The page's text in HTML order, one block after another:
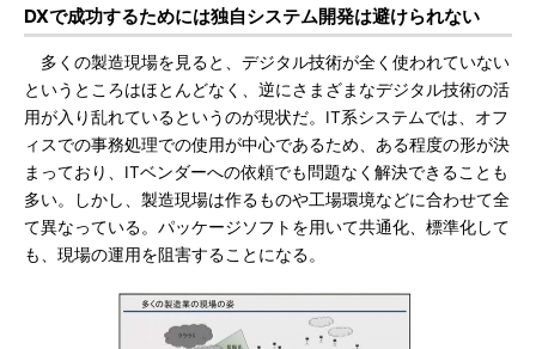
DXで成功するためには独自システム開発は避けられない
多くの製造現場を見ると、デジタル技術が全く使われていない
というところはほとんどなく、逆にさまざまなデジタル技術の活
用が入り乱れているというのが現状だ。IT系システムでは、オフ
ィスでの事務処理での使用が中心であるため、ある程度の形が決
まっており、ITベンダーへの依頼でも問題なく解決できることも
多い。しかし、製造現場は作るものや工場環境などに合わせて全
て異なっている。パッケージソフトを用いて共通化、標準化して
も、現場の運用を阻害することになる。